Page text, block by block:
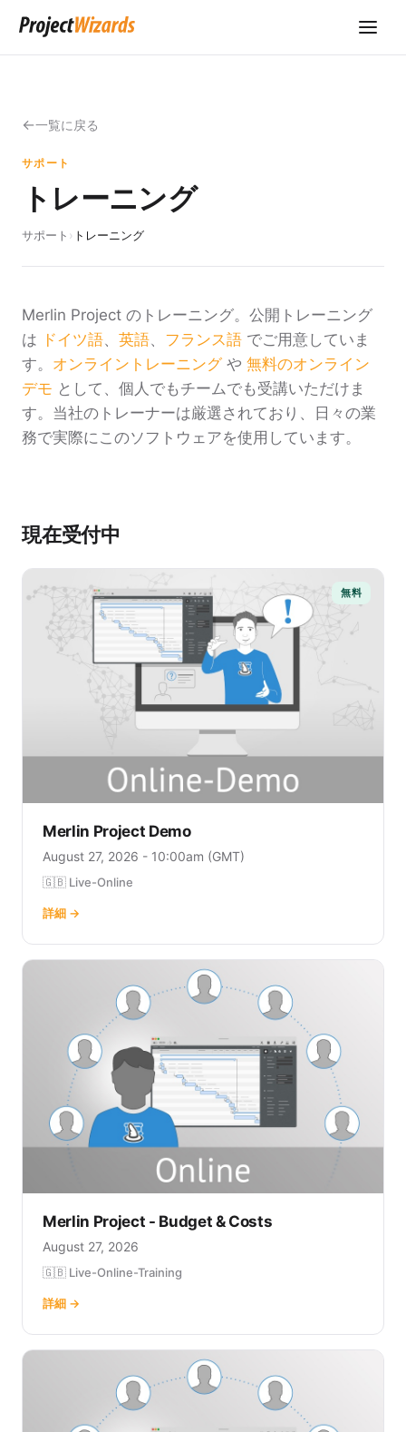
一覧に戻る
サポート
トレーニング
サポート › トレーニング
Merlin Project のトレーニング。公開トレーニング
は ドイツ語、 英語、 フランス語 でご用意していま
す。 オンライントレーニングや 無料のオンライン
デモ として、個人でもチームでも受講いただけま
す。当社のトレーナーは厳選されており、日々の業
務で実際にこのソフトウェアを使用しています。
現在受付中
無料
Merlin Project Demo
August 27, 2026 - 10:00am (GMT)
🇬🇧 Live-Online
詳細 →
Merlin Project - Budget & Costs
August 27, 2026
🇬🇧 Live-Online-Training
詳細 →